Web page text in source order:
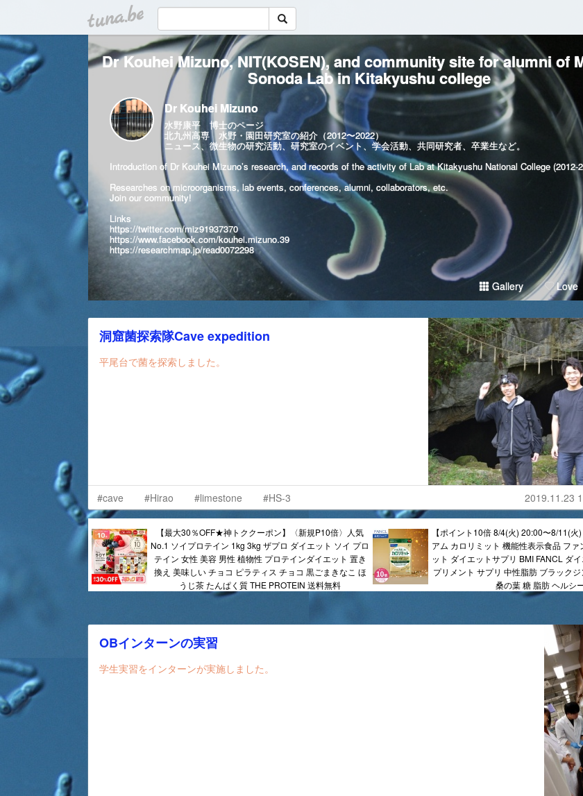
tuna.be
Dr Kouhei Mizuno, NIT(KOSEN), and community site for alumni of
Sonoda Lab in Kitakyushu college
Dr Kouhei Mizuno
水野康平 博士のページ
北九州高専 水野・園田研究室の紹介（2012〜2022）
ニュース、微生物の研究活動、研究室のイベント、学会活動、共同研究者、卒業生など。
Introduction of Dr Kouhei Mizuno’s research, and records of the activity of Lab at Kitakyushu National College (2012-
Researches on microorganisms, lab events, conferences, alumni, collaborators, etc.
Join our community!
Links
https://twitter.com/miz91937370
https://www.facebook.com/kouhei.mizuno.39
https://researchmap.jp/read0072298
Gallery Love
洞窟菌探索隊Cave expedition
平尾台で菌を探索しました。
#cave #Hirao #limestone #HS-3 2019.11.23
【最大30％OFF★神トククーポン】〈新規P10倍〉人気
No.1 ソイプロテイン 1kg 3kg ザプロ ダイエット ソイ プロ
テイン 女性 美容 男性 植物性 プロテインダイエット 置き
換え 美味しい チョコ ピラティス チョコ 黒ごまきなこ ほ
うじ茶 たんぱく質 THE PROTEIN 送料無料
【ポイント10倍 8/4(火) 20:00〜8/11(火
アム カロリミット 機能性表示食品 ファ
ット ダイエットサプリ BMI FANCL ダ
プリメント サプリ 中性脂肪 ブラック
桑の葉 糖 脂肪 ヘルシ
OBインターンの実習
学生実習をインターンが実施しました。